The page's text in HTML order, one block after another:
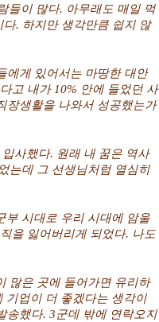
들이 많다. 아무래도 매일 먹
. 하지만 생각만큼 쉽지 않
에게 있어서는 마땅한 대안
고 내가 10% 안에 들었던 사
장생활을 나와서 성공했는가
사했다. 원래 내 꿈은 역사
는데 그 선생님처럼 열심히
부 시대로 우리 시대에 암울
을 잃어버리게 되었다. 나도
많은 곳에 들어가면 유리하
업이 더 좋겠다는 생각이
송했다. 3군데 밖에 연락오지